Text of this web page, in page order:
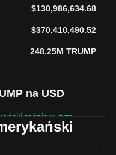
$130,986,634.68
$370,410,490.52
248.25M TRUMP
na USD
rośnie w tym